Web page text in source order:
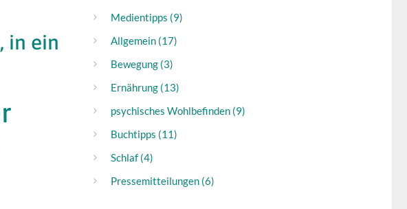
in ein
Medientipps (9)
Allgemein (17)
Bewegung (3)
Ernährung (13)
psychisches Wohlbefinden (9)
Buchtipps (11)
Schlaf (4)
Pressemitteilungen (6)